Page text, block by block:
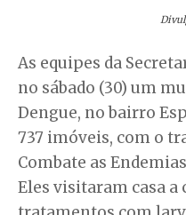
As equipes da
no sábado (30) um
Dengue, no bairro
737 imóveis, com o
Combate as
Eles visitaram casa a